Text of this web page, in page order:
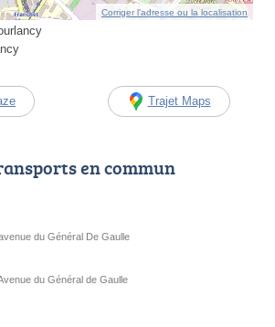
Corriger l’adresse ou la localisation
Trajet Maps
en commun
du Général De Gaulle
du Général de Gaulle